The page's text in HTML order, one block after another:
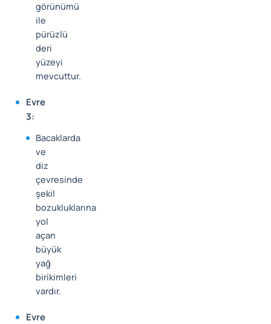
görünümü
ile
pürüzlü
deri
yüzeyi
mevcuttur.
Evre
3:
Bacaklarda
ve
diz
çevresinde
şekil
bozukluklarına
yol
açan
büyük
yağ
birikimleri
vardır.
Evre